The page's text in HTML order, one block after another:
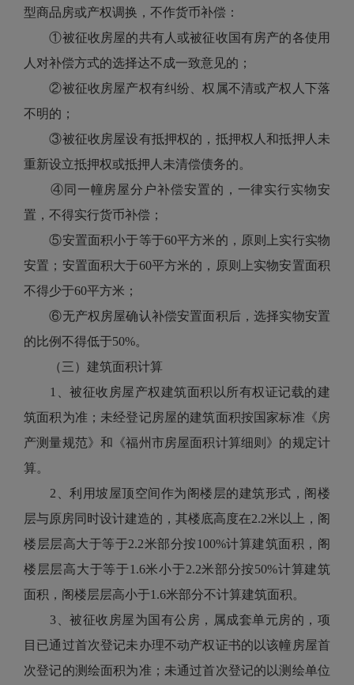
型商品房或产权调换，不作货币补偿：
①被征收房屋的共有人或被征收国有房产的各使用
人对补偿方式的选择达不成一致意见的；
②被征收房屋产权有纠纷、权属不清或产权人下落
不明的；
③被征收房屋设有抵押权的，抵押权人和抵押人未
重新设立抵押权或抵押人未清偿债务的。
④同一幢房屋分户补偿安置的，一律实行实物安
置，不得实行货币补偿；
⑤安置面积小于等于60平方米的，原则上实行实物
安置；安置面积大于60平方米的，原则上实物安置面积
不得少于60平方米；
⑥无产权房屋确认补偿安置面积后，选择实物安置
的比例不得低于50%。
（三）建筑面积计算
1、被征收房屋产权建筑面积以所有权证记载的建
筑面积为准；未经登记房屋的建筑面积按国家标准《房
产测量规范》和《福州市房屋面积计算细则》的规定计
算。
2、利用坡屋顶空间作为阁楼层的建筑形式，阁楼
层与原房同时设计建造的，其楼底高度在2.2米以上，阁
楼层层高大于等于2.2米部分按100%计算建筑面积，阁
楼层层高大于等于1.6米小于2.2米部分按50%计算建筑
面积，阁楼层层高小于1.6米部分不计算建筑面积。
3、被征收房屋为国有公房，属成套单元房的，项
目已通过首次登记未办理不动产权证书的以该幢房屋首
次登记的测绘面积为准；未通过首次登记的以测绘单位